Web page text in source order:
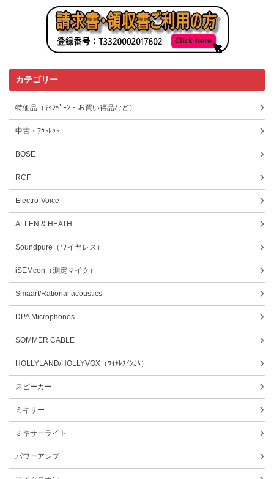
カテゴリー
特価品（ｷｬﾝﾍﾟｰﾝ・お買い得品など）
中古・ｱｳﾄﾚｯﾄ
BOSE
RCF
Electro-Voice
ALLEN & HEATH
Soundpure（ワイヤレス）
iSEMcon（測定マイク）
Smaart/Rational acoustics
DPA Microphones
SOMMER CABLE
HOLLYLAND/HOLLYVOX（ﾜｲﾔﾚｽｲﾝｶﾑ）
スピーカー
ミキサー
ミキサーライト
パワーアンプ